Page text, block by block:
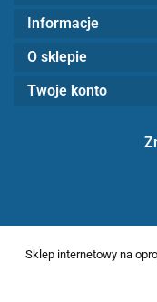
Informacje
O sklepie
Twoje konto
Sklep internetowy na